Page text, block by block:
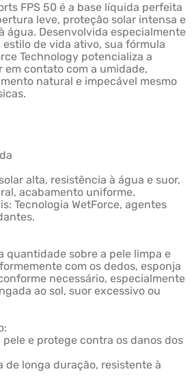
FPS 50 é a base líquida perfeita
leve, proteção solar intensa e
água. Desenvolvida especialmente
de vida ativo, sua fórmula
Technology potencializa a
em contato com a umidade,
natural e impecável mesmo
alta, resistência à água e suor,
acabamento uniforme.
Tecnologia WetForce, agentes
quantidade sobre a pele limpa e
com os dedos, esponja
necessário, especialmente
ao sol, suor excessivo ou
e protege contra os danos dos
de longa duração, resistente à